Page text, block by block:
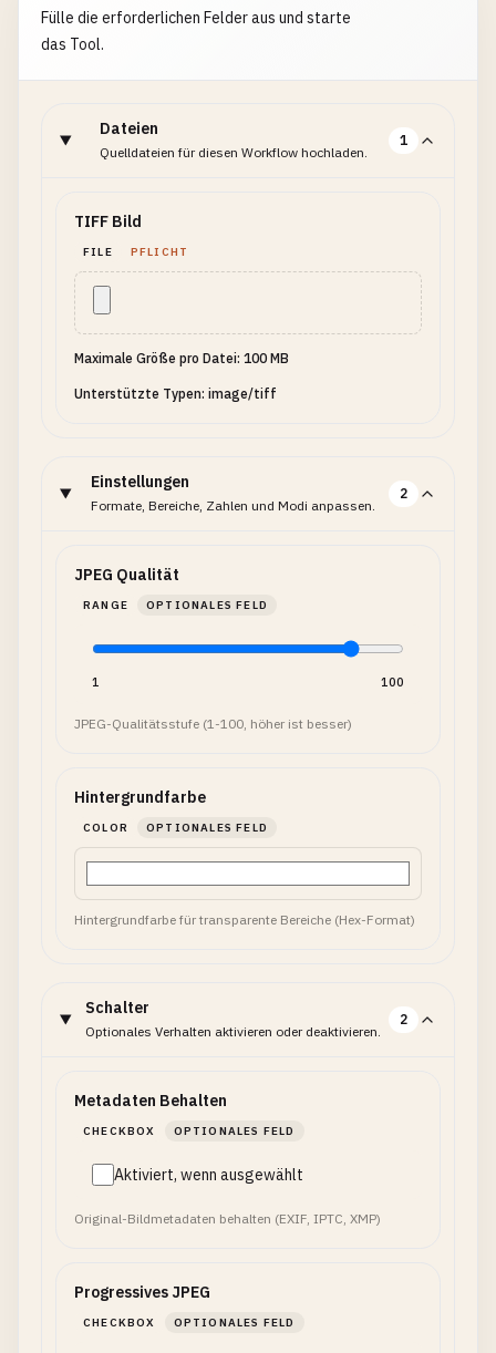
Fülle die erforderlichen Felder aus und starte
das Tool.
Dateien
Quelldateien für diesen Workflow hochladen.
1
TIFF Bild
FILE PFLICHT
Maximale Größe pro Datei: 100 MB
Unterstützte Typen: image/tiff
Einstellungen
Formate, Bereiche, Zahlen und Modi anpassen.
2
JPEG Qualität
RANGE OPTIONALES FELD
1 100
JPEG-Qualitätsstufe (1-100, höher ist besser)
Hintergrundfarbe
COLOR OPTIONALES FELD
Hintergrundfarbe für transparente Bereiche (Hex-Format)
Schalter
Optionales Verhalten aktivieren oder deaktivieren.
2
Metadaten Behalten
CHECKBOX OPTIONALES FELD
Aktiviert, wenn ausgewählt
Original-Bildmetadaten behalten (EXIF, IPTC, XMP)
Progressives JPEG
CHECKBOX OPTIONALES FELD